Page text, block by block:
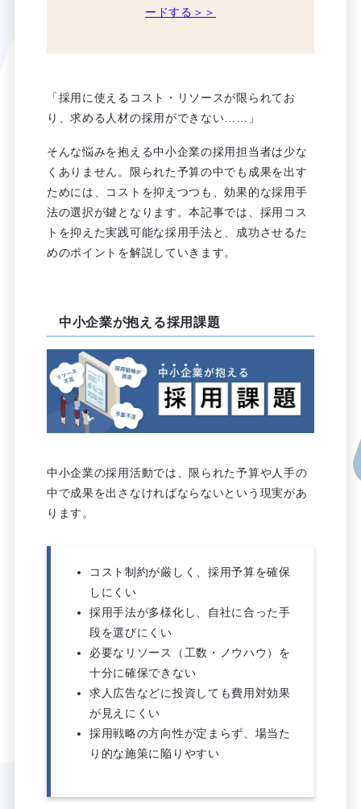
ードする＞＞
「採用に使えるコスト・リソースが限られてお
り、求める人材の採用ができない……」
そんな悩みを抱える中小企業の採用担当者は少な
くありません。限られた予算の中でも成果を出す
ためには、コストを抑えつつも、効果的な採用手
法の選択が鍵となります。本記事では、採用コス
トを抑えた実践可能な採用手法と、成功させるた
めのポイントを解説していきます。
中小企業が抱える採用課題
中小企業の採用活動では、限られた予算や人手の
中で成果を出さなければならないという現実があ
ります。
コスト制約が厳しく、採用予算を確保
しにくい
採用手法が多様化し、自社に合った手
段を選びにくい
必要なリソース（工数・ノウハウ）を
十分に確保できない
求人広告などに投資しても費用対効果
が見えにくい
採用戦略の方向性が定まらず、場当た
り的な施策に陥りやすい